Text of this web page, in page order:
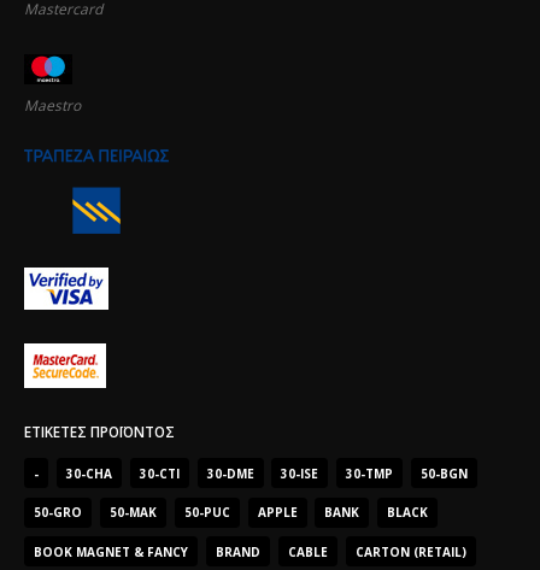
Mastercard
Maestro
ΕΤΙΚΈΤΕΣ ΠΡΟΪΌΝΤΟΣ
- 30-CHA 30-CTI 30-DME 30-ISE 30-TMP 50-BGN
50-GRO 50-MAK 50-PUC APPLE BANK BLACK
BOOK MAGNET & FANCY BRAND CABLE CARTON (RETAIL)